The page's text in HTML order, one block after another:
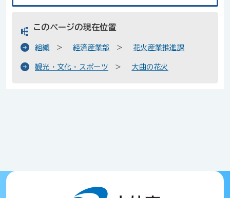
このページの現在位置
組織 経済産業部 花火産業推進課
観光・文化・スポーツ 大曲の花火